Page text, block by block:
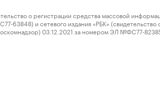
о регистрации средства массовой
и сетевого издания «РБК» (свидетельство
03.12.2021 за номером ЭЛ №ФС77-